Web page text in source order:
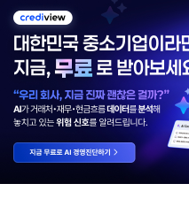
금 1억…국세청·관세청 누가 가져
세금 인하…환급 플랫폼 수익성
'콕' 집는 세관 직원 정체는?
공제…임광현 "무한정 혜택, 공정
생산땐 세금 깎아준다
효과…'올○스' 운영법인 폐업
만드는 국세공무원…왜?
?…'주(酒)벤저스'의 전통주 즐기